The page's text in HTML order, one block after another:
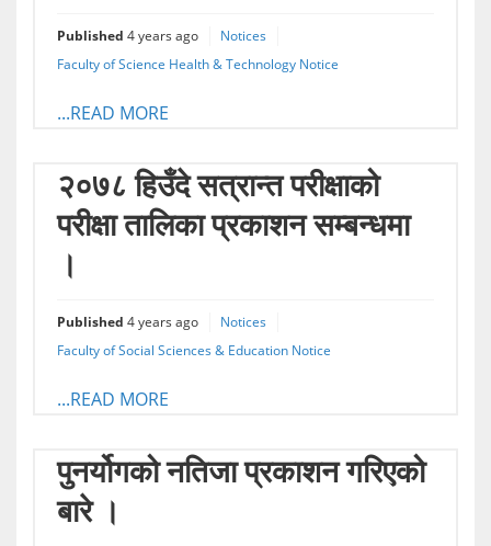
Published 4 years ago
Notices
Faculty of Science Health & Technology Notice
...READ MORE
२०७८ हिउँदे सत्रान्त परीक्षाको
परीक्षा तालिका प्रकाशन सम्बन्धमा
।
Published 4 years ago
Notices
Faculty of Social Sciences & Education Notice
...READ MORE
पुनर्योगको नतिजा प्रकाशन गरिएको
बारे ।